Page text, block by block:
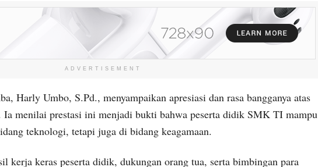
ADVERTISEMENT
Harly Umbo, S.Pd., menyampaikan apresiasi dan rasa bangganya atas
Ia menilai prestasi ini menjadi bukti bahwa peserta didik SMK TI mampu
teknologi, tetapi juga di bidang keagamaan.
kerja keras peserta didik, dukungan orang tua, serta bimbingan para